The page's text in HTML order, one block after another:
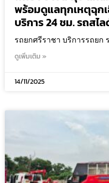
พร้อมดูแลทุกเหตุฉุก
บริการ 24 ชม. รถสไ
รถยกศรีราชา บริการรถยก
ดูเพิ่มเติม »
14/11/2025